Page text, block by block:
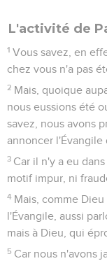
L'activité de
1 Vous savez, en
chez vous n'a pas
2 Mais, quoique
nous eussions été
savez, nous avons
annoncer l'Évangile
3 Car il n'y a eu
motif impur, ni
4 Mais, comme
l'Évangile, aussi
mais à Dieu, qui
5 Car nous n'avons